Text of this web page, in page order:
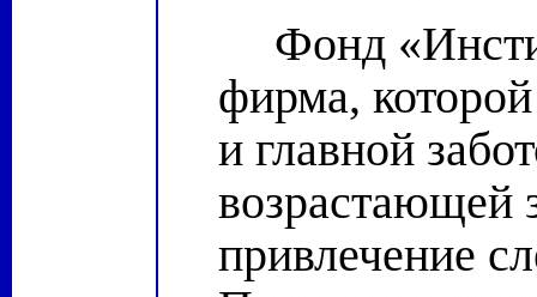
Фонд
фирма,
и главной
возрастающей
привлечение